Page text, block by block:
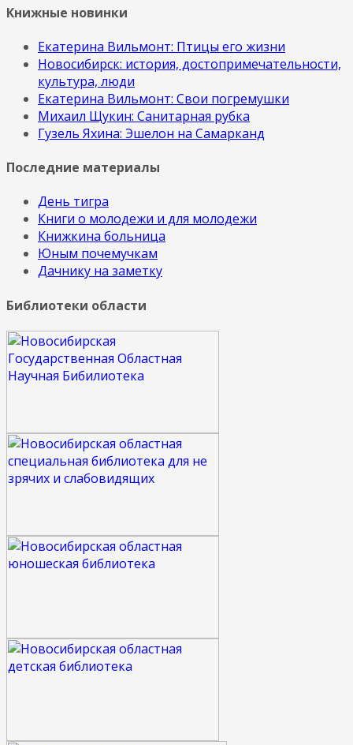
Книжные новинки
Екатерина Вильмонт: Птицы его жизни
Новосибирск: история, достопримечательности,
культура, люди
Екатерина Вильмонт: Свои погремушки
Михаил Щукин: Санитарная рубка
Гузель Яхина: Эшелон на Самарканд
Последние материалы
День тигра
Книги о молодежи и для молодежи
Книжкина больница
Юным почемучкам
Дачнику на заметку
Библиотеки области